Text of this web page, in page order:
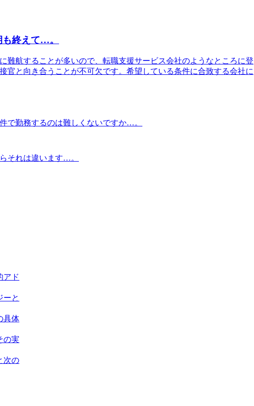
終えて…。
難航することが多いので、転職支援サービス会社のようなところに登
官と向き合うことが不可欠です。希望している条件に合致する会社に
で勤務するのは難しくないですか…。
それは違います…。
アド
ーと
具体
の実
次の